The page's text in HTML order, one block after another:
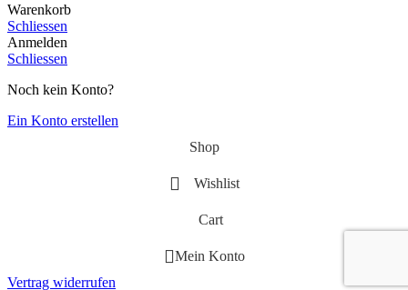
Warenkorb
Schliessen
Anmelden
Schliessen
Noch kein Konto?
Ein Konto erstellen
Shop
Wishlist
Cart
Mein Konto
Vertrag widerrufen